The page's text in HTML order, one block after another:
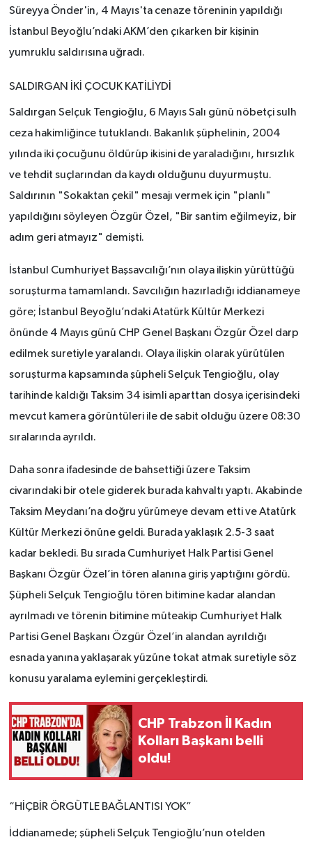
Süreyya Önder'in, 4 Mayıs'ta cenaze töreninin yapıldığı
İstanbul Beyoğlu’ndaki AKM’den çıkarken bir kişinin
yumruklu saldırısına uğradı.
SALDIRGAN İKİ ÇOCUK KATİLİYDİ
Saldırgan Selçuk Tengioğlu, 6 Mayıs Salı günü nöbetçi sulh
ceza hakimliğince tutuklandı. Bakanlık şüphelinin, 2004
yılında iki çocuğunu öldürüp ikisini de yaraladığını, hırsızlık
ve tehdit suçlarından da kaydı olduğunu duyurmuştu.
Saldırının "Sokaktan çekil" mesajı vermek için "planlı"
yapıldığını söyleyen Özgür Özel, "Bir santim eğilmeyiz, bir
adım geri atmayız" demişti.
İstanbul Cumhuriyet Başsavcılığı’nın olaya ilişkin yürüttüğü
soruşturma tamamlandı. Savcılığın hazırladığı iddianameye
göre; İstanbul Beyoğlu’ndaki Atatürk Kültür Merkezi
önünde 4 Mayıs günü CHP Genel Başkanı Özgür Özel darp
edilmek suretiyle yaralandı. Olaya ilişkin olarak yürütülen
soruşturma kapsamında şüpheli Selçuk Tengioğlu, olay
tarihinde kaldığı Taksim 34 isimli aparttan dosya içerisindeki
mevcut kamera görüntüleri ile de sabit olduğu üzere 08:30
sıralarında ayrıldı.
Daha sonra ifadesinde de bahsettiği üzere Taksim
civarındaki bir otele giderek burada kahvaltı yaptı. Akabinde
Taksim Meydanı’na doğru yürümeye devam etti ve Atatürk
Kültür Merkezi önüne geldi. Burada yaklaşık 2.5-3 saat
kadar bekledi. Bu sırada Cumhuriyet Halk Partisi Genel
Başkanı Özgür Özel’in tören alanına giriş yaptığını gördü.
Şüpheli Selçuk Tengioğlu tören bitimine kadar alandan
ayrılmadı ve törenin bitimine müteakip Cumhuriyet Halk
Partisi Genel Başkanı Özgür Özel’in alandan ayrıldığı
esnada yanına yaklaşarak yüzüne tokat atmak suretiyle söz
konusu yaralama eylemini gerçekleştirdi.
CHP Trabzon İl Kadın
Kolları Başkanı belli
oldu!
“HİÇBİR ÖRGÜTLE BAĞLANTISI YOK”
İddianamede; şüpheli Selçuk Tengioğlu’nun otelden